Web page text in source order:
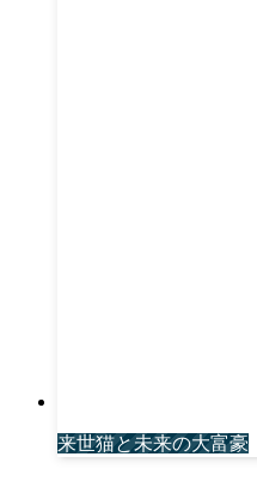
来世猫と未来の大富豪